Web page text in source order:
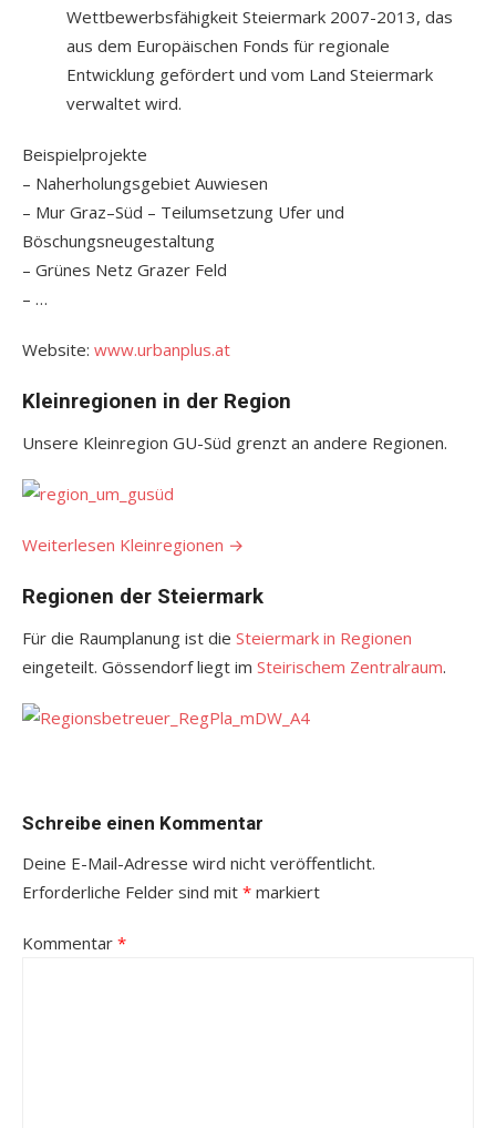
Wettbewerbsfähigkeit Steiermark 2007-2013, das
aus dem Europäischen Fonds für regionale
Entwicklung gefördert und vom Land Steiermark
verwaltet wird.
Beispielprojekte
– Naherholungsgebiet Auwiesen
– Mur Graz–Süd – Teilumsetzung Ufer und
Böschungsneugestaltung
– Grünes Netz Grazer Feld
– …
Website: www.urbanplus.at
Kleinregionen in der Region
Unsere Kleinregion GU-Süd grenzt an andere Regionen.
Weiterlesen Kleinregionen →
Regionen der Steiermark
Für die Raumplanung ist die Steiermark in Regionen
eingeteilt. Gössendorf liegt im Steirischem Zentralraum.
Schreibe einen Kommentar
Deine E-Mail-Adresse wird nicht veröffentlicht.
Erforderliche Felder sind mit * markiert
Kommentar *